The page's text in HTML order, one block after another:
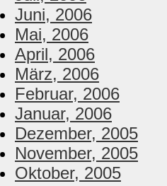
Juni, 2006
Mai, 2006
April, 2006
März, 2006
Februar, 2006
Januar, 2006
Dezember, 2005
November, 2005
Oktober, 2005